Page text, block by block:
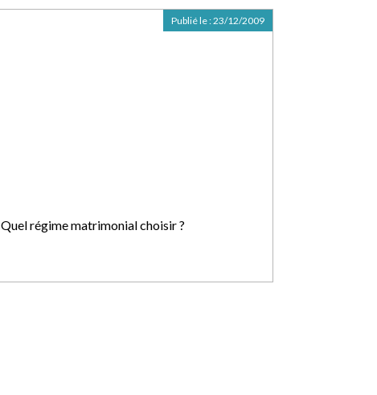
Quel régime matrimonial choisir ?
Publié le :23/12/2009